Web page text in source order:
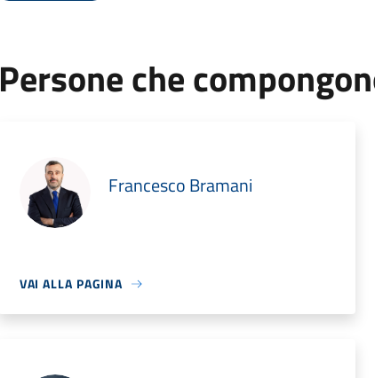
Persone che
Francesco Bramani
VAI ALLA PAGINA